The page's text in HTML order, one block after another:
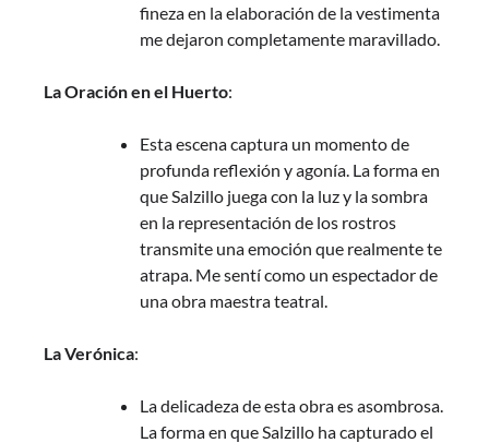
fineza en la elaboración de la vestimenta
me dejaron completamente maravillado.
La Oración en el Huerto:
Esta escena captura un momento de
profunda reflexión y agonía. La forma en
que Salzillo juega con la luz y la sombra
en la representación de los rostros
transmite una emoción que realmente te
atrapa. Me sentí como un espectador de
una obra maestra teatral.
La Verónica:
La delicadeza de esta obra es asombrosa.
La forma en que Salzillo ha capturado el